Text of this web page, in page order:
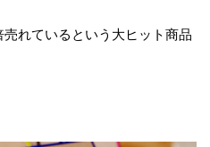
れているという大ヒット商品